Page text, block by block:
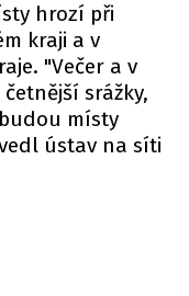
hrozí při
kraji a v
"Večer a v
srážky,
místy
ústav na síti